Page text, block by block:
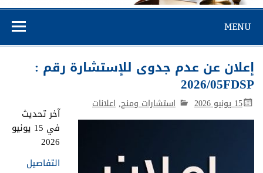
كلية الحقوق
والعلوم السياسية MENU
إعلان عن عدم جدوى للإستشارة رقم :
2026/05FDSP
15 يونيو 2026 استشارات ومنح,اعلانات
آخر تحديث
في 15 يونيو
2026
التفاصيل